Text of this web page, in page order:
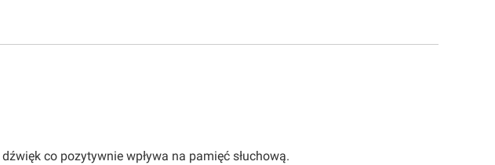
co pozytywnie wpływa na pamięć słuchową.